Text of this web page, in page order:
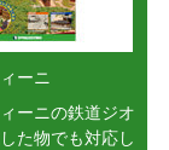
ーニ
ーニの鉄道ジオ
た物でも対応し